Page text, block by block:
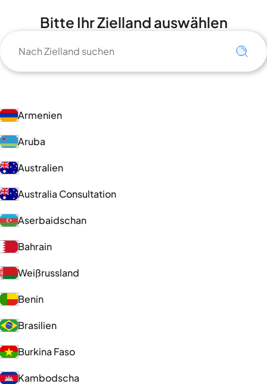
Bitte Ihr Zielland auswählen
Armenien
Aruba
Australien
Australia Consultation
Aserbaidschan
Bahrain
Weißrussland
Benin
Brasilien
Burkina Faso
Kambodscha